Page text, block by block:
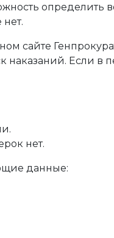
определить
сайте
Если в
нет.
данные: